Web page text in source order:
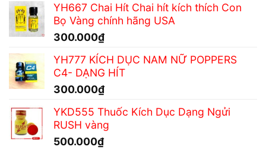
YH667 Chai Hít Chai hít kích thích Con
Bọ Vàng chính hãng USA
300.000₫
YH777 KÍCH DỤC NAM NỮ POPPERS
C4- DẠNG HÍT
300.000₫
YKD555 Thuốc Kích Dục Dạng Ngửi
RUSH vàng
500.000₫